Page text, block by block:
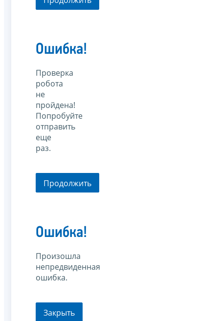
Ошибка!
Проверка
робота
не
пройдена!
Попробуйте
отправить
еще
раз.
Продолжить
Ошибка!
Произошла
непредвиденная
ошибка.
Закрыть